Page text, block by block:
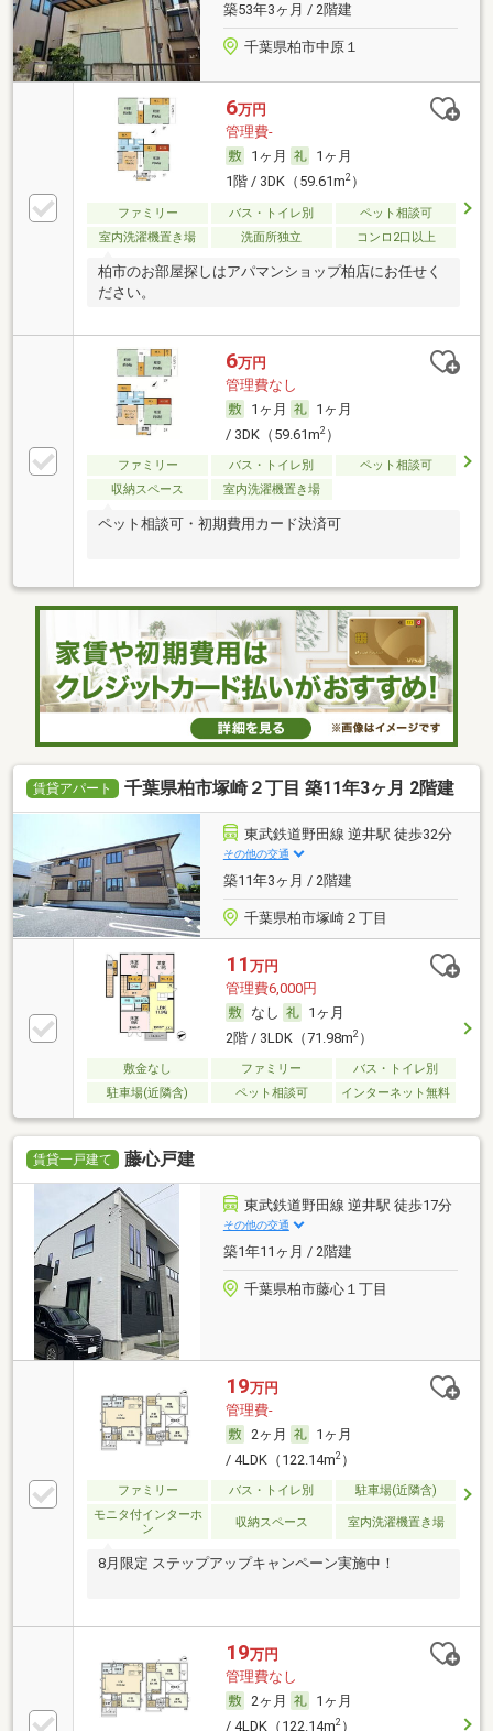
築53年3ヶ月 / 2階建
千葉県柏市中原１
6万円
管理費-
1ヶ月
1ヶ月
1階 / 3DK（59.61m2）
ファミリー バス・トイレ別
ペット相談可
室内洗濯機置き場
洗面所独立 コンロ2口以上
柏市のお部屋探しはアパマンショップ柏店にお任せく
ださい。
6万円
管理費なし
1ヶ月
1ヶ月
/ 3DK（59.61m2）
ファミリー バス・トイレ別
ペット相談可
収納スペース
室内洗濯機置き場
ペット相談可・初期費用カード決済可
賃貸アパート 千葉県柏市塚崎２丁目 築11年3ヶ月 2階建
東武鉄道野田線 逆井駅 徒歩32分
その他の交通
築11年3ヶ月 / 2階建
千葉県柏市塚崎２丁目
11 万円
管理費6,000円
なし
1ヶ月
2階 / 3LDK（71.98m2）
敷金なし ファミリー
バス・トイレ別
駐車場(近隣含)
ペット相談可 インターネット無料
賃貸一戸建て 藤心戸建
東武鉄道野田線 逆井駅 徒歩17分
その他の交通
築1年11ヶ月 / 2階建
千葉県柏市藤心１丁目
19万円
管理費-
2ヶ月
1ヶ月
/ 4LDK（122.14m2）
ファミリー バス・トイレ別
駐車場(近隣含)
モニタ付インターホ
ン
収納スペース 室内洗濯機置き場
8月限定 ステップアップキャンペーン実施中！
19万円
管理費なし
2ヶ月
1ヶ月
/ 4LDK（122.14m2）